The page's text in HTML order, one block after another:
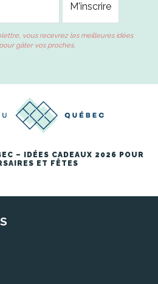
vous recevrez les meilleures idées
gâter vos proches.
– IDÉES CADEAUX 2026 POUR
ET FÊTES